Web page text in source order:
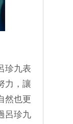
珍九表
力，讓
然也更
呂珍九